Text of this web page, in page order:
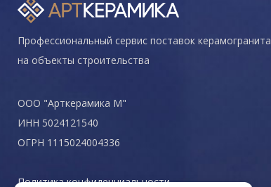
Профессиональный сервис поставок керамогранита
на объекты строительства
ООО "Арткерамика М"
ИНН 5024121540
ОГРН 1115024004336
Политика конфиденциальности